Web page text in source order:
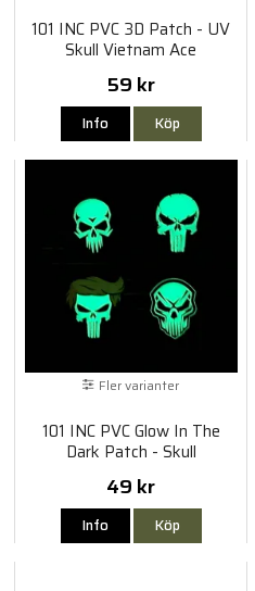
101 INC PVC 3D Patch - UV
Skull Vietnam Ace
59 kr
Info Köp
Fler varianter
101 INC PVC Glow In The
Dark Patch - Skull
49 kr
Info Köp